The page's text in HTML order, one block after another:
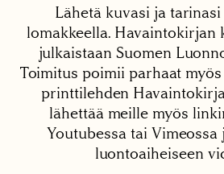
Lähetä kuvasi ja
lomakkeella. Havaintokirjan
julkaistaan Suomen
Toimitus poimii parhaat
printtilehden
lähettää meille myös
Youtubessa tai Vimeossa
luontoaiheiseen